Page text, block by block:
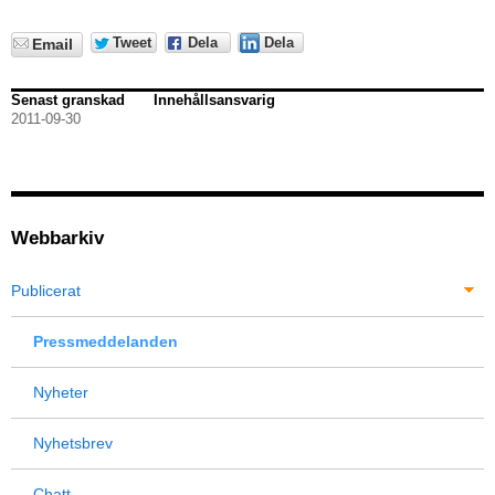
Email Tweet Dela Dela
Senast granskad
2011-09-30
Innehållsansvarig
Webbarkiv
Publicerat
Pressmeddelanden
Nyheter
Nyhetsbrev